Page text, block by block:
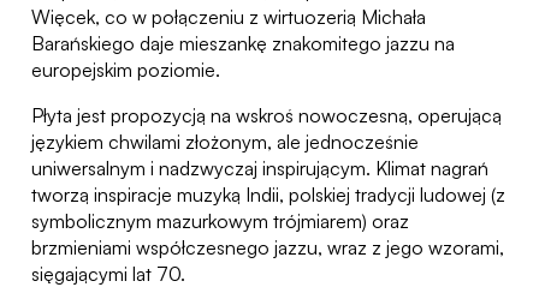
Więcek, co w połączeniu z wirtuozerią Michała
Barańskiego daje mieszankę znakomitego jazzu na
europejskim poziomie.
Płyta jest propozycją na wskroś nowoczesną, operującą
językiem chwilami złożonym, ale jednocześnie
uniwersalnym i nadzwyczaj inspirującym. Klimat nagrań
tworzą inspiracje muzyką Indii, polskiej tradycji ludowej (z
symbolicznym mazurkowym trójmiarem) oraz
brzmieniami współczesnego jazzu, wraz z jego wzorami,
sięgającymi lat 70.